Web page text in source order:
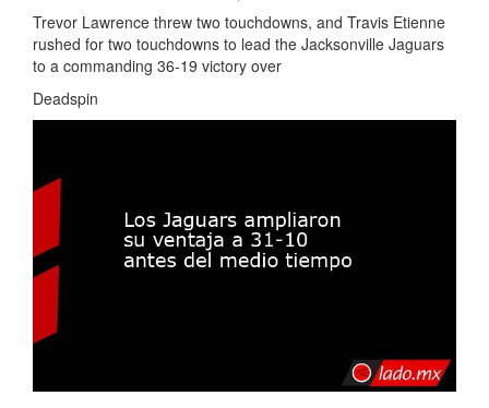
Trevor Lawrence threw two touchdowns, and Travis Etienne
rushed for two touchdowns to lead the Jacksonville Jaguars
to a commanding 36-19 victory over
Deadspin